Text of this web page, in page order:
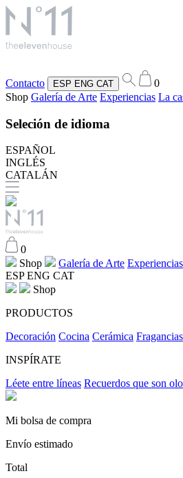
Contacto ESP ENG CAT
0
Shop Galería de Arte Experiencias La
Seleción de idioma
ESPAÑOL
INGLÉS
CATALÁN
0
Shop
Galería de Arte Experiencias
ESP ENG CAT
Shop
PRODUCTOS
Decoración Cocina Cerámica Fragancias
INSPÍRATE
Léete entre líneas Recuerdos que son
Mi bolsa de compra
Envío estimado
Total